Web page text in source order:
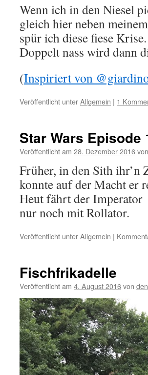
Wenn ich in den Niesel
gleich hier neben
spür ich diese fiese Krise.
Doppelt nass wird dann
(Inspiriert von
Veröffentlicht unterAllgemein | 1
Star Wars Episode
Veröffentlicht am 28. Dezember 2016von
‪Früher, in den Sith ihr’n
‪konnte auf der Macht er
‪Heut fährt der Imperator‬
‪nur noch mit Rollator.‬
Veröffentlicht unterAllgemein |
Fischfrikadelle
Veröffentlicht am 4. August 2016von